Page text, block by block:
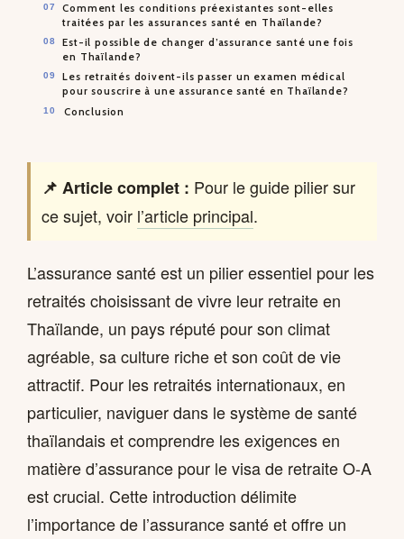
Comment les conditions préexistantes sont-elles
traitées par les assurances santé en Thaïlande?
Est-il possible de changer d’assurance santé une fois
en Thaïlande?
Les retraités doivent-ils passer un examen médical
pour souscrire à une assurance santé en Thaïlande?
Conclusion
📌 Article complet : Pour le guide pilier sur
ce sujet, voir l’article principal.
L’assurance santé est un pilier essentiel pour les
retraités choisissant de vivre leur retraite en
Thaïlande, un pays réputé pour son climat
agréable, sa culture riche et son coût de vie
attractif. Pour les retraités internationaux, en
particulier, naviguer dans le système de santé
thaïlandais et comprendre les exigences en
matière d’assurance pour le visa de retraite O-A
est crucial. Cette introduction délimite
l’importance de l’assurance santé et offre un